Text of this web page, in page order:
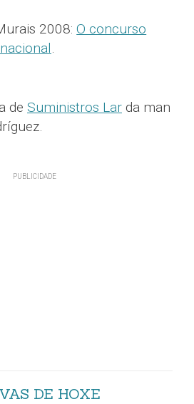
2008:O concurso
.
de Suministros Lar da man
DE HOXE